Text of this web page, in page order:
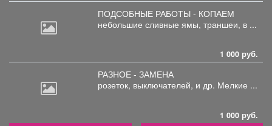
ПОДСОБНЫЕ РАБОТЫ - КОПАЕМ
небольшие сливные ямы, траншеи, в ...
1 000 руб.
РАЗНОЕ - ЗАМЕНА
розеток, выключателей, и др. Мелкие ...
1 000 руб.